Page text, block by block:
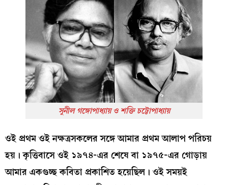
সুনীল গঙ্গোপাধ্যায় ও শক্তি চট্টোপাধ্যায়
ওই প্রথম ওই নক্ষত্রসকলের সঙ্গে আমার প্রথম আলাপ পরিচয়
হয়। কৃত্তিবাসে ওই ১৯৭৪-এর শেষে বা ১৯৭৫-এর গোড়ায়
আমার একগুচ্ছ কবিতা প্রকাশিত হয়েছিল। ওই সময়ই